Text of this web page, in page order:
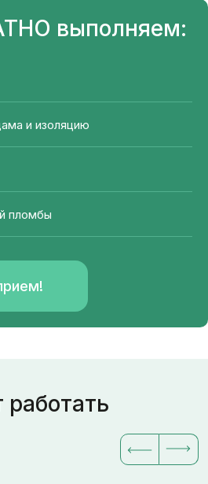
выполняем:
и изоляцию
пломбы